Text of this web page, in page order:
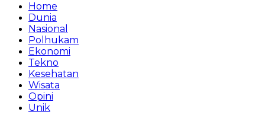
Home
Dunia
Nasional
Polhukam
Ekonomi
Tekno
Kesehatan
Wisata
Opini
Unik